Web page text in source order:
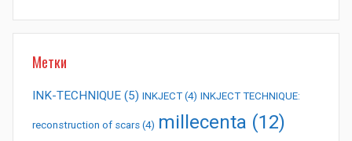
Метки
INK-TECHNIQUE (5) INKJECT (4) INKJECT TECHNIQUE:
reconstruction of scars (4) millecenta (12)